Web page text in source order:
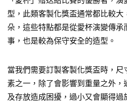
型，此類客製化獎盃通常都比較
朵，這些特點都是從愛杯演變傳
事，也是較為保守安全的造型。
當我們需要訂製客製化獎盃時，尺
素之一，除了會影響到重量之外
及存放造成困擾，過小又會顯得